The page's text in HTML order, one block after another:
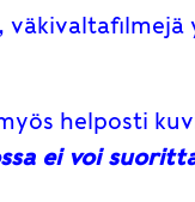
helposti
ei voi